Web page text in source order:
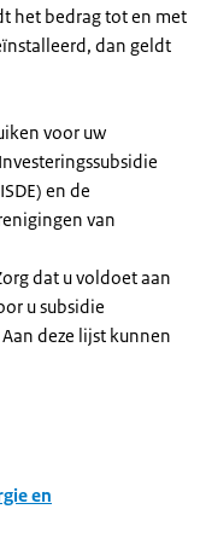
het bedrag tot en met
dan geldt
voor uw
en de
van
dat u voldoet aan
u subsidie
deze lijst kunnen
en